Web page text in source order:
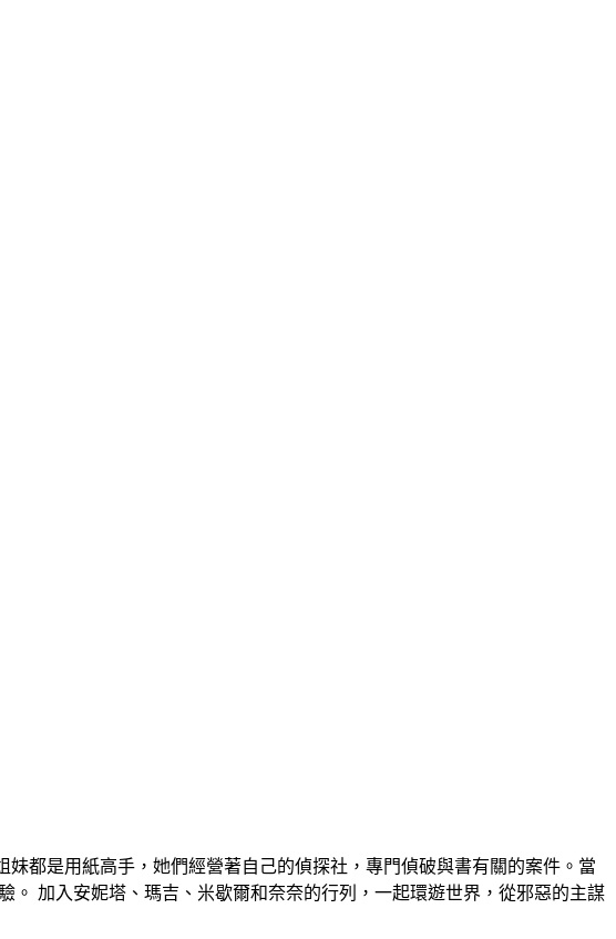
都是用紙高手，她們經營著自己的偵探社，專門偵破與書有關的案件。當
加入安妮塔、瑪吉、米歇爾和奈奈的行列，一起環遊世界，從邪惡的主謀